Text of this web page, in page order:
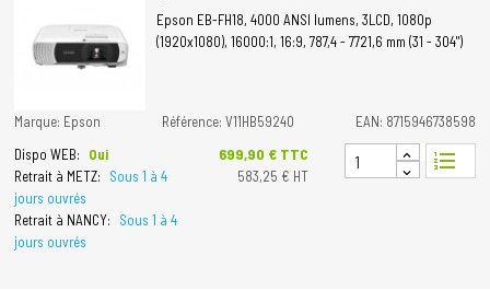
Epson EB-FH18, 4000 ANSI lumens, 3LCD, 1080p
(1920x1080), 16000:1, 16:9, 787,4 - 7721,6 mm (31 - 304")
Marque: Epson Référence: V11HB59240
EAN: 8715946738598
Dispo WEB:
Oui
Retrait à METZ:
Sous 1 à 4
jours ouvrés
Retrait à NANCY:
Sous 1 à 4
jours ouvrés
Prix
699,90 € TTC
583,25 € HT
format_list_numbered